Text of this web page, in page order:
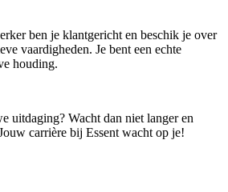
ben je klantgericht en beschik je over
vaardigheden. Je bent een echte
houding.
uitdaging? Wacht dan niet langer en
carrière bij Essent wacht op je!